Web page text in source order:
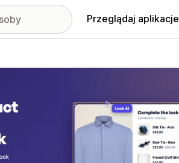
Przeglądaj aplikacje